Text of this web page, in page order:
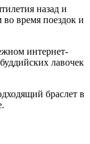
назад и
во время поездок и
интернет-
лавочек
браслет в